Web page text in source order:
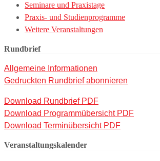
Seminare und Praxistage
Praxis- und Studienprogramme
Weitere Veranstaltungen
Rundbrief
Allgemeine Informationen
Gedruckten Rundbrief abonnieren
Download Rundbrief PDF
Download Programmübersicht PDF
Download Terminübersicht PDF
Veranstaltungskalender